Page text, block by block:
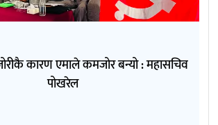
कारण एमाले कमजोर बन्यो : महासचिव
पोखरेल